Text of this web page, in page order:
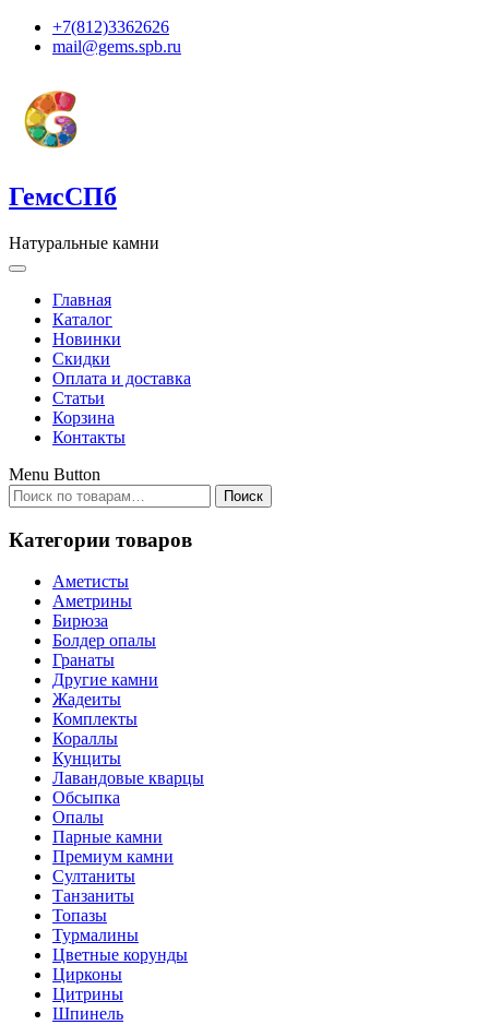
+7(812)3362626
mail@gems.spb.ru
ГемсСПб
Натуральные камни
Главная
Каталог
Новинки
Скидки
Оплата и доставка
Статьи
Корзина
Контакты
Menu Button
Искать:
Поиск
Категории товаров
Аметисты
Аметрины
Бирюза
Болдер опалы
Гранаты
Другие камни
Жадеиты
Комплекты
Кораллы
Кунциты
Лавандовые кварцы
Обсыпка
Опалы
Парные камни
Премиум камни
Султаниты
Танзаниты
Топазы
Турмалины
Цветные корунды
Цирконы
Цитрины
Шпинель